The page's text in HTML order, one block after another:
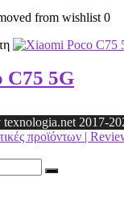
from wishlist 0
C75 5G
2017-